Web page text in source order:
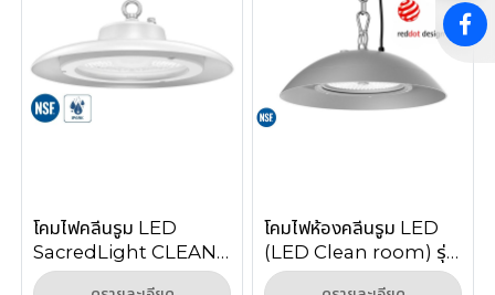
โคมไฟคลีนรูม LED
SacredLight CLEAN-
4 Series — 165 lm/W
โคมไฟห้องคลีนรูม LED
(LED Clean room) รุ่น
MASTERPRO-C